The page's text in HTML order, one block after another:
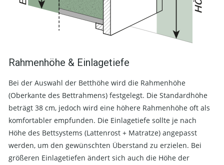
Rahmenhöhe & Einlagetiefe
Bei der Auswahl der Betthöhe wird die Rahmenhöhe
(Oberkante des Bettrahmens) festgelegt. Die Standardhöhe
beträgt 38 cm, jedoch wird eine höhere Rahmenhöhe oft als
komfortabler empfunden. Die Einlagetiefe sollte je nach
Höhe des Bettsystems (Lattenrost + Matratze) angepasst
werden, um den gewünschten Überstand zu erzielen. Bei
größeren Einlagetiefen ändert sich auch die Höhe der